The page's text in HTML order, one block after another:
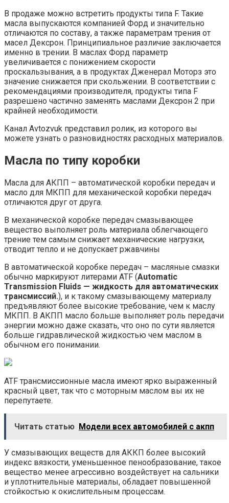
В продаже можно встретить продукты типа F. Такие
масла выпускаются компанией Форд и значительно
отличаются по составу, а также параметрам трения от
масел Дексрон. Принципиальное различие заключается
именно в трении. В маслах Форд параметр
увеличивается с понижением скорости
проскальзывания, а в продуктах Дженерал Моторз это
значение снижается при скольжении. В соответствии с
рекомендациями производителя, продукты типа F
разрешено частично заменять маслами Дексрон 2 при
крайней необходимости.
Канал Avtozvuk представил ролик, из которого вы
можете узнать о разновидностях расходных материалов.
Масла по типу коробки
Масла для АКПП – автоматической коробки передач и
масло для МКПП для механической коробки передач
отличаются друг от друга.
В механической коробке передач смазывающее
вещество выполняет роль материала облегчающего
трение тем самым снижает механические нагрузки,
отводит тепло и не допускает ржавчины
В автоматической коробке передач – масляные смазки
обычно маркируют литерами ATF (Automatic
Transmission Fluids — жидкость для автоматических
трансмиссий.), и к такому смазывающему материалу
предъявляют более высокие требование, чем к маслу
МКПП. В АКПП масло больше выполняет роль передачи
энергии можно даже сказать, что оно по сути является
больше гидравлической жидкостью чем маслом в
обычном его понимании.
ATF трансмиссионные масла имеют ярко выраженный
красный цвет, так что с моторным маслом вы их не
перепутаете.
Читать статью Модели всех автомобилей с акпп
У смазывающих веществ для АККП более высокий
индекс вязкости, уменьшенное пенообразование, такое
вещество менее агрессивно воздействует на сальники
и уплотнительные материалы, обладает повышенной
стойкостью к окислительным процессам.